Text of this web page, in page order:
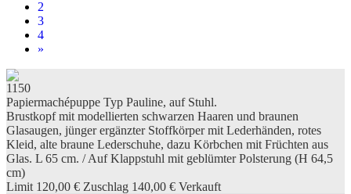
2
3
4
»
1150
Papiermachépuppe Typ Pauline, auf Stuhl.
Brustkopf mit modellierten schwarzen Haaren und braunen
Glasaugen, jünger ergänzter Stoffkörper mit Lederhänden, rotes
Kleid, alte braune Lederschuhe, dazu Körbchen mit Früchten aus
Glas. L 65 cm. / Auf Klappstuhl mit geblümter Polsterung (H 64,5
cm)
Limit 120,00 € Zuschlag 140,00 € Verkauft